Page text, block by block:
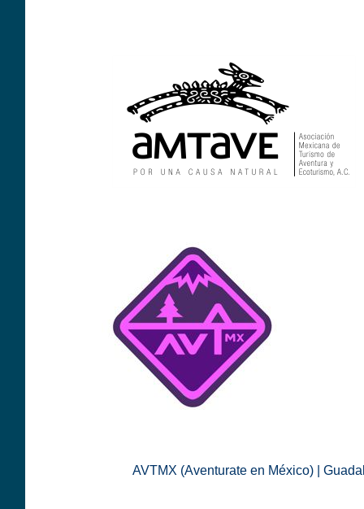
AVTMX (Aventurate en México) |